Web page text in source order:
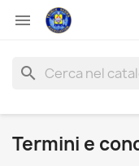

search
Termini e